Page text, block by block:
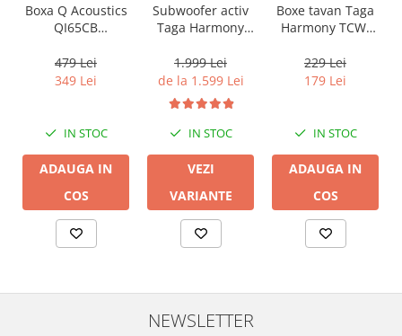
Boxa Q Acoustics
QI65CB
Ceiling (1 buc)
479 Lei
349 Lei
IN STOC
ADAUGA IN
COS
Subwoofer activ
Taga Harmony
v3
1.999 Lei
de la 1.599 Lei
IN STOC
VEZI
VARIANTE
Boxe tavan Taga
Harmony TCW-
229 Lei
179 Lei
IN STOC
ADAUGA IN
COS
NEWSLETTER